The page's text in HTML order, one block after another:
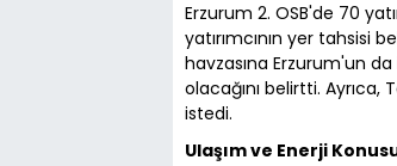
Erzurum 2. OSB'de 70
yatırımcının yer tahsisi
havzasına Erzurum'un
olacağını belirtti. Ayrıca,
istedi.
Ulaşım ve Enerji